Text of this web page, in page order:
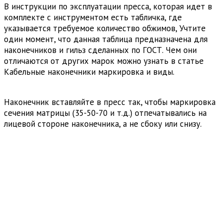
В инструкции по эксплуатации пресса, которая идет в
комплекте с инструментом есть табличка, где
указывается требуемое количество обжимов, Учтите
один момент, что данная таблица предназначена для
наконечников и гильз сделанных по ГОСТ. Чем они
отличаются от других марок можно узнать в статье
Кабельные наконечники маркировка и виды.
Наконечник вставляйте в пресс так, чтобы маркировка
сечения матрицы (35-50-70 и т.д.) отпечатывались на
лицевой стороне наконечника, а не сбоку или снизу.